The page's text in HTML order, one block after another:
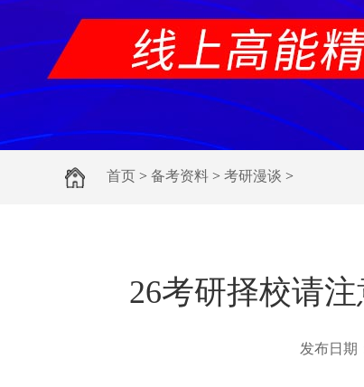
首页 > 备考资料 > 考研漫谈 >
26考研择校请
发布日期